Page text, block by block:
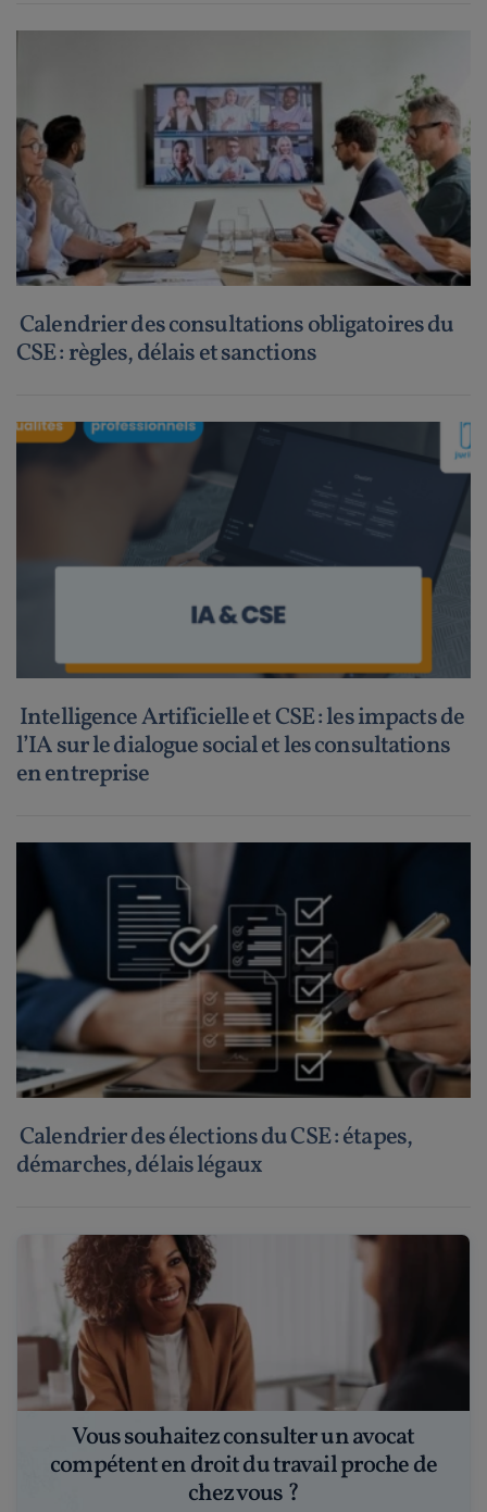
Calendrier des consultations obligatoires du
CSE : règles, délais et sanctions
Intelligence Artificielle et CSE : les impacts de
l’IA sur le dialogue social et les consultations
en entreprise
Calendrier des élections du CSE : étapes,
démarches, délais légaux
Vous souhaitez consulter un avocat
compétent en droit du travail proche de
chez vous ?